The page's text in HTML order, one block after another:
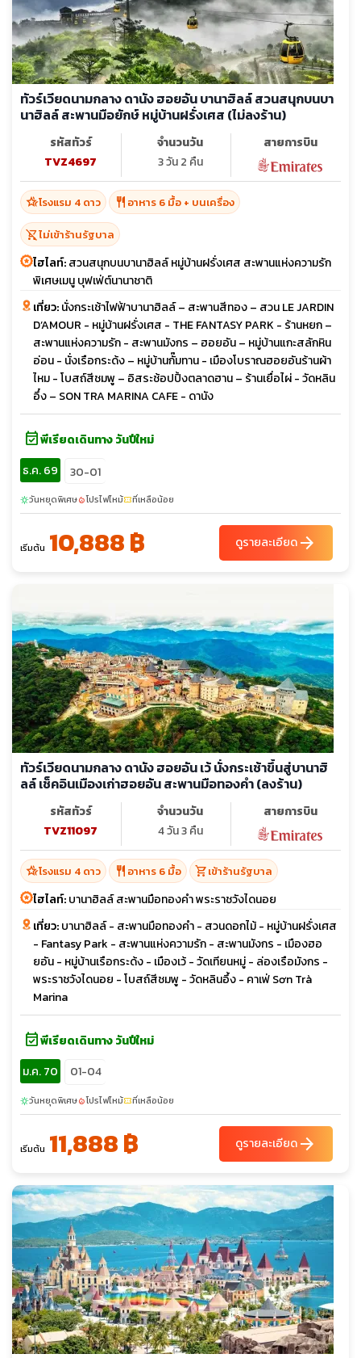
ทัวร์เวียดนามกลาง ดานัง ฮอยอัน บานาฮิลล์ สวนสนุกบนบา
นาฮิลล์ สะพานมือยักษ์ หมู่บ้านฝรั่งเศส (ไม่ลงร้าน)
รหัสทัวร์
TVZ4697
จำนวนวัน
3 วัน 2 คืน
สายการบิน
hotel_classโรงแรม 4 ดาว restaurant อาหาร 6 มื้อ + บนเครื่อง
shopping_cart_offไม่เข้าร้านรัฐบาล
ไฮไลท์:สวนสนุกบนบานาฮิลล์ หมู่บ้านฝรั่งเศส สะพานแห่งความรัก
พิเศษเมนู บุฟเฟ่ต์นานาชาติ
เที่ยว:นั่งกระเช้าไฟฟ้าบานาฮิลล์ – สะพานสีทอง – สวน LE JARDIN
D’AMOUR - หมู่บ้านฝรั่งเศส - THE FANTASY PARK - ร้านหยก –
สะพานแห่งความรัก - สะพานมังกร – ฮอยอัน – หมู่บ้านแกะสลักหิน
อ่อน - นั่งเรือกระด้ง – หมู่บ้านกั๊มทาน - เมืองโบราณฮอยอันร้านผ้า
ไหม - โบสถ์สีชมพู – อิสระช้อปปิ้งตลาดฮาน – ร้านเยื่อไผ่ - วัดหลิน
อึ๋ง – SON TRA MARINA CAFE - ดานัง
event_availableพีเรียดเดินทาง วันปีใหม่
ธ.ค. 69
30-01
sunnyวันหยุดพิเศษlocal_fire_departmentโปรไฟไหม้confirmation_numberที่เหลือน้อย
เริ่มต้น 10,888 ฿ ดูรายละเอียดarrow_forward
ทัวร์เวียดนามกลาง ดานัง ฮอยอัน เว้ นั่งกระเช้าขึ้นสู่บานาฮิ
ลล์ เช็คอินเมืองเก่าฮอยอัน สะพานมือทองคำ (ลงร้าน)
รหัสทัวร์
TVZ11097
จำนวนวัน
4 วัน 3 คืน
สายการบิน
hotel_classโรงแรม 4 ดาว restaurant อาหาร 6 มื้อ shopping_cartเข้าร้านรัฐบาล
ไฮไลท์:บานาฮิลล์ สะพานมือทองคำ พระราชวังไดนอย
เที่ยว:บานาฮิลล์ - สะพานมือทองคำ - สวนดอกไม้ - หมู่บ้านฝรั่งเศส
- Fantasy Park - สะพานแห่งความรัก - สะพานมังกร - เมืองฮอ
ยอัน - หมู่บ้านเรือกระด้ง - เมืองเว้ - วัดเทียนหมู่ - ล่องเรือมังกร -
พระราชวังไดนอย - โบสถ์สีชมพู - วัดหลินอึ้ง - คาเฟ่ Sơn Trà
Marina
event_availableพีเรียดเดินทาง วันปีใหม่
ม.ค. 70
01-04
sunnyวันหยุดพิเศษlocal_fire_departmentโปรไฟไหม้confirmation_numberที่เหลือน้อย
เริ่มต้น 11,888 ฿ ดูรายละเอียดarrow_forward